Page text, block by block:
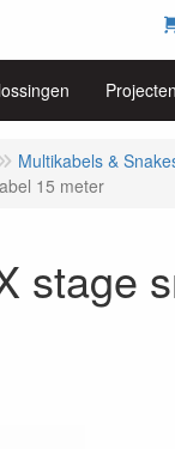
Projecten
Multikabels &
15 meter
stage